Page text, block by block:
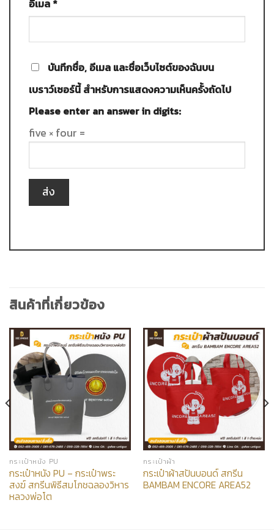
อีเมล *
บันทึกชื่อ, อีเมล และชื่อเว็บไซต์ของฉันบน
เบราว์เซอร์นี้ สำหรับการแสดงความเห็นครั้งถัดไป
Please enter an answer in digits:
five × four =
สินค้าที่เกี่ยวข้อง
กระเป๋าหนัง PU
กระเป๋าหนัง PU – กระเป๋าพระ
สงฆ์ สกรีนพิธีสมโภชฉลองวิหาร
หลวงพ่อโต
กระเป๋าผ้า
กระเป๋าผ้าสปันบอนด์ สกรีน
BAMBAM ENCORE AREA52